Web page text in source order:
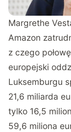
Margrethe
Amazon
z czego
europejski
Luksemburgu
21,6 miliarda
tylko 16,5
59,6 miliona